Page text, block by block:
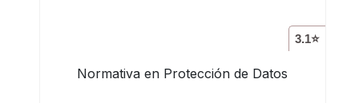
3.1⭐
Normativa en Protección de Datos